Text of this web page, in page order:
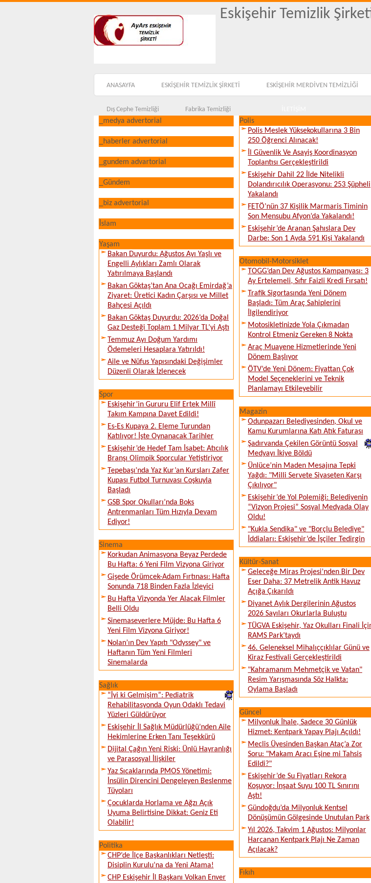
Eskişehir Temizlik
ANASAYFA ESKİŞEHİR TEMİZLİK ŞİRKETİ ESKİŞEHİR MERDİVEN TEMİZLİĞİ
Dış Cephe Temizliği Fabrika Temizliği
_medya advertorial
_haberler advertorial
_gundem advartorial
_Gündem
_biz advertorial
İslam
Yaşam
Bakan Duyurdu: Ağustos Ayı Yaşlı ve
Engelli Aylıkları Zamlı Olarak
Yatırılmaya Başlandı
Bakan Göktaş’tan Ana Ocağı Emirdağ’a
Ziyaret: Üretici Kadın Çarşısı ve Millet
Bahçesi Açıldı
Bakan Göktaş Duyurdu: 2026’da Doğal
Gaz Desteği Toplam 1 Milyar TL’yi Aştı
Temmuz Ayı Doğum Yardımı
Ödemeleri Hesaplara Yatırıldı!
Aile ve Nüfus Yapısındaki Değişimler
Düzenli Olarak İzlenecek
Spor
Eskişehir’in Gururu Elif Ertek Millî
Takım Kampına Davet Edildi!
Es-Es Kupaya 2. Eleme Turundan
Katılıyor! İşte Oynanacak Tarihler
Eskişehir’de Hedef Tam İsabet: Atıcılık
Branşı Olimpik Sporcular Yetiştiriyor
Tepebaşı’nda Yaz Kur’an Kursları Zafer
Kupası Futbol Turnuvası Coşkuyla
Başladı
GSB Spor Okulları’nda Boks
Antrenmanları Tüm Hızıyla Devam
Ediyor!
Sinema
Korkudan Animasyona Beyaz Perdede
Bu Hafta: 6 Yeni Film Vizyona Giriyor
Gişede Örümcek-Adam Fırtınası: Hafta
Sonunda 718 Binden Fazla İzleyici
Bu Hafta Vizyonda Yer Alacak Filmler
Belli Oldu
Sinemaseverlere Müjde: Bu Hafta 6
Yeni Film Vizyona Giriyor!
Nolan’ın Dev Yapıtı "Odyssey" ve
Haftanın Tüm Yeni Filmleri
Sinemalarda
Sağlık
“İyi ki Gelmişim”: Pediatrik
Rehabilitasyonda Oyun Odaklı Tedavi
Yüzleri Güldürüyor
Eskişehir İl Sağlık Müdürlüğü’nden Aile
Hekimlerine Erken Tanı Teşekkürü
Dijital Çağın Yeni Riski: Ünlü Hayranlığı
ve Parasosyal İlişkiler
Yaz Sıcaklarında PMOS Yönetimi:
İnsülin Direncini Dengeleyen Beslenme
Tüyoları
Çocuklarda Horlama ve Ağzı Açık
Uyuma Belirtisine Dikkat: Geniz Eti
Olabilir!
Politika
CHP’de İlçe Başkanlıkları Netleşti:
Disiplin Kurulu’na da Yeni Atama!
CHP Eskişehir İl Başkanı Volkan Enver
Polis
Polis Meslek Yüksekokullarına 3 Bin
250 Öğrenci Alınacak!
İl Güvenlik Ve Asayiş Koordinasyon
Toplantısı Gerçekleştirildi
Eskişehir Dahil 22 İlde Nitelikli
Dolandırıcılık Operasyonu: 253 Şüpheli
Yakalandı
FETÖ’nün 37 Kişilik Marmaris Timinin
Son Mensubu Afyon’da Yakalandı!
Eskişehir’de Aranan Şahıslara Dev
Darbe: Son 1 Ayda 591 Kişi Yakalandı
Otomobil-Motorsiklet
TOGG’dan Dev Ağustos Kampanyası: 3
Ay Ertelemeli, Sıfır Faizli Kredi Fırsatı!
Trafik Sigortasında Yeni Dönem
Başladı: Tüm Araç Sahiplerini
İlgilendiriyor
Motosikletinizde Yola Çıkmadan
Kontrol Etmeniz Gereken 8 Nokta
Araç Muayene Hizmetlerinde Yeni
Dönem Başlıyor
ÖTV’de Yeni Dönem: Fiyattan Çok
Model Seçeneklerini ve Teknik
Planlamayı Etkileyebilir
Magazin
Odunpazarı Belediyesinden, Okul ve
Kamu Kurumlarına Katı Atık Faturası
Şadırvanda Çekilen Görüntü Sosyal
Medyayı İkiye Böldü
Ünlüce’nin Maden Mesajına Tepki
Yağdı: "Milli Servete Siyaseten Karşı
Çıkılıyor"
Eskişehir’de Yol Polemiği: Belediyenin
“Vizyon Projesi” Sosyal Medyada Olay
Oldu!
"Kukla Sendika" ve "Borçlu Belediye"
İddiaları: Eskişehir’de İşçiler Tedirgin
Kültür-Sanat
Geleceğe Miras Projesi’nden Bir Dev
Eser Daha: 37 Metrelik Antik Havuz
Açığa Çıkarıldı
Diyanet Aylık Dergilerinin Ağustos
2026 Sayıları Okurlarla Buluştu
TÜGVA Eskişehir, Yaz Okulları Finali
RAMS Park’taydı
46. Geleneksel Mihalıççıklılar Günü ve
Kiraz Festivali Gerçekleştirildi
"Kahramanım Mehmetçik ve Vatan"
Resim Yarışmasında Söz Halkta:
Oylama Başladı
Güncel
Milyonluk İhale, Sadece 30 Günlük
Hizmet: Kentpark Yapay Plajı Açıldı!
Meclis Üyesinden Başkan Ataç’a Zor
Soru: "Makam Aracı Eşine mi Tahsis
Edildi?"
Eskişehir’de Su Fiyatları Rekora
Koşuyor: İnşaat Suyu 100 TL Sınırını
Aştı!
Gündoğdu’da Milyonluk Kentsel
Dönüşümün Gölgesinde Unutulan Park
Yıl 2026, Takvim 1 Ağustos: Milyonlar
Harcanan Kentpark Plajı Ne Zaman
Açılacak?
Fıkıh